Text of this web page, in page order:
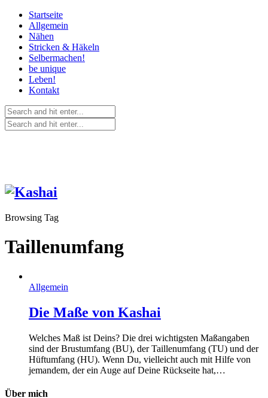
Startseite
Allgemein
Nähen
Stricken & Häkeln
Selbermachen!
be unique
Leben!
Kontakt
Browsing Tag
Taillenumfang
Allgemein
Die Maße von Kashai
Welches Maß ist Deins? Die drei wichtigsten Maßangaben
sind der Brustumfang (BU), der Taillenumfang (TU) und der
Hüftumfang (HU). Wenn Du, vielleicht auch mit Hilfe von
jemandem, der ein Auge auf Deine Rückseite hat,…
Über mich